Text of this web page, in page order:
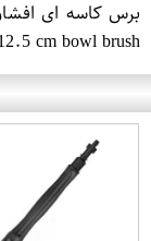
cm bowl brush